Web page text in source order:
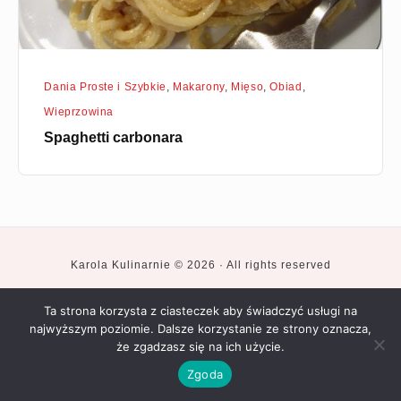
Dania Proste i Szybkie , Makarony, Mięso,Obiad ,
Wieprzowina
Spaghetti carbonara
Karola Kulinarnie © 2026 · All rights reserved
Social
Navigation
PosiłkiOkazjeSkładnikiSmaki
podróży
Recenzje
Restauracji
Kilka
słów
o
mnie
Ta strona korzysta z ciasteczek aby świadczyć usługi na
najwyższym poziomie. Dalsze korzystanie ze strony oznacza,
że zgadzasz się na ich użycie.
Zgoda